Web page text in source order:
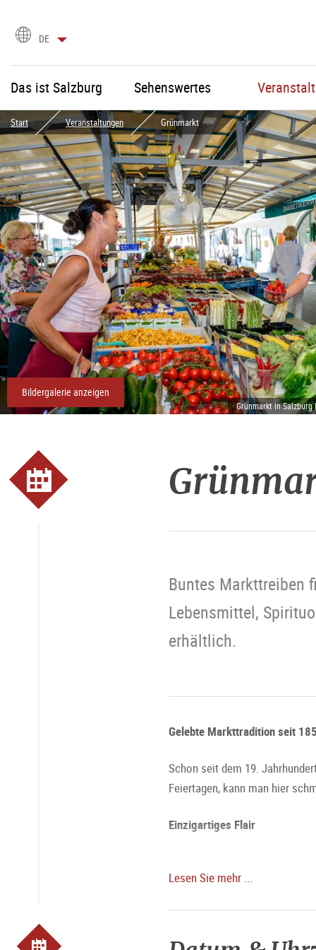
Sprachauswahl
DE
Das ist Salzburg Sehenswertes
Start Veranstaltungen Grünmarkt
Grünmarkt in Salzburg
Bildergalerie anzeigen
Buntes Markttreiben
Lebensmittel,
erhältlich.
Gelebte Markttradition seit
Schon seit dem 19.
Feiertagen, kann man hier
Einzigartiges Flair
Pforten öffnen und die Stadt
Spezialitäten:
Lesen Sie mehr ...